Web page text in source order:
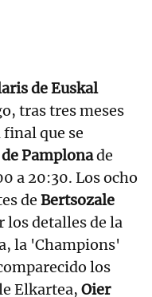
de Euskal
tras tres meses
que se
Pamplonade
a 20:30. Los ocho
de Bertsozale
los detalles de la
la 'Champions'
los
Elkartea, Oier